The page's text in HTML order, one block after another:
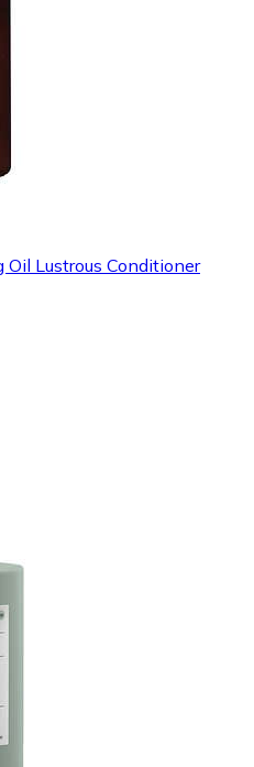
Lustrous Conditioner